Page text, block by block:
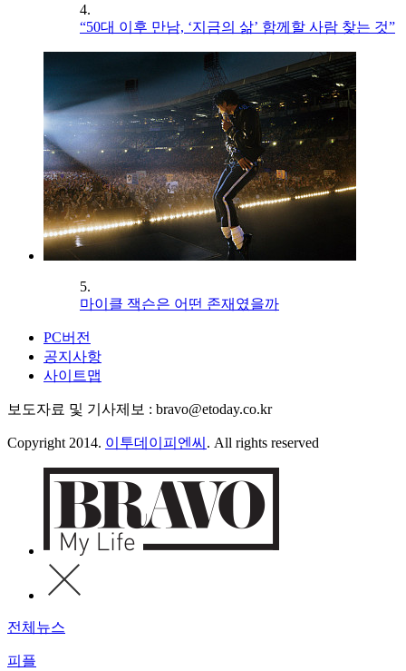
4.
“50대 이후 만남, ‘지금의 삶’ 함께할 사람 찾는 것”
5.
마이클 잭슨은 어떤 존재였을까
PC버전
공지사항
사이트맵
보도자료 및 기사제보 : bravo@etoday.co.kr
Copyright 2014. 이투데이피엔씨 . All rights reserved
전체뉴스
피플